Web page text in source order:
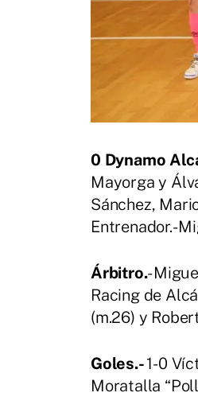
0 Dynamo
Mayorga y
Sánchez,
Entrenador.-
Árbitro.-
Racing de
(m.26) y
Goles.-1-0
Moratalla